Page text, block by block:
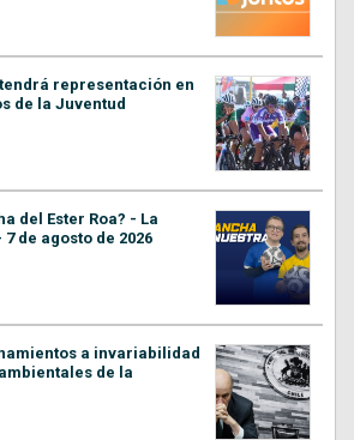
representación en
de la Juventud
del Ester Roa? - La
de agosto de 2026
a invariabilidad
de la